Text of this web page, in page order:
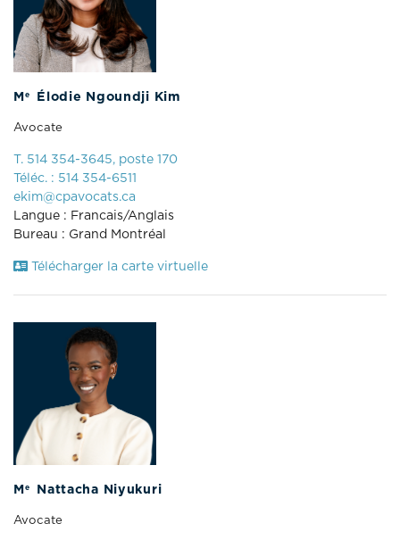
M e Élodie Ngoundji Kim
Avocate
T. 514 354-3645, poste 170
Téléc. : 514 354-6511
ekim@cpavocats.ca
Langue : Francais/Anglais
Bureau : Grand Montréal
Télécharger la carte virtuelle
M e Nattacha Niyukuri
Avocate